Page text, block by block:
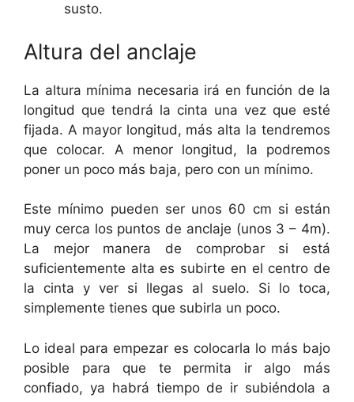
susto.
Altura del anclaje
La altura mínima necesaria irá en función de la
longitud que tendrá la cinta una vez que esté
fijada. A mayor longitud, más alta la tendremos
que colocar. A menor longitud, la podremos
poner un poco más baja, pero con un mínimo.
Este mínimo pueden ser unos 60 cm si están
muy cerca los puntos de anclaje (unos 3 – 4m).
La mejor manera de comprobar si está
suficientemente alta es subirte en el centro de
la cinta y ver si llegas al suelo. Si lo toca,
simplemente tienes que subirla un poco.
Lo ideal para empezar es colocarla lo más bajo
posible para que te permita ir algo más
confiado, ya habrá tiempo de ir subiéndola a